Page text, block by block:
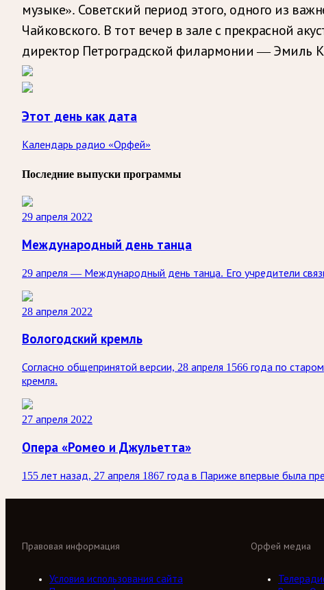
музыке». Советский период этого, одного из
Чайковского. В тот вечер в зале с прекрасной
директор Петроградской филармонии — Эмиль
Этот день как дата
Календарь радио «Орфей»
Последние выпуски программы
29 апреля 2022
Международный день танца
29 апреля — Международный день танца. Его учредители
28 апреля 2022
Вологодский кремль
Согласно общепринятой версии, 28 апреля 1566 года по
кремля.
27 апреля 2022
Опера «Ромео и Джульетта»
155 лет назад, 27 апреля 1867 года в Париже впервые была
Орфей медиа
Правовая информация
Условия использования сайта